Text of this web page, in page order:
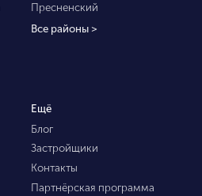
Пресненский
Все районы >
Ещё
Блог
Застройщики
Контакты
Партнёрская программа